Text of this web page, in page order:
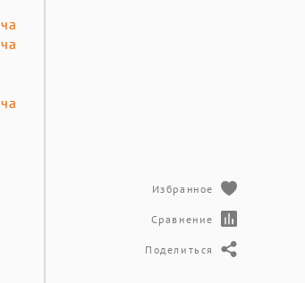
Избранное
Сравнение
Поделиться